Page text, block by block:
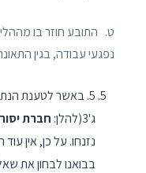
ט. התובע חוזר בו
נפגעי עבודה, בגין
5. באשר לטענת
ג'3(להלן:
חברת יסור
נזנחו. על כן, אין
בבואנו לבחון את